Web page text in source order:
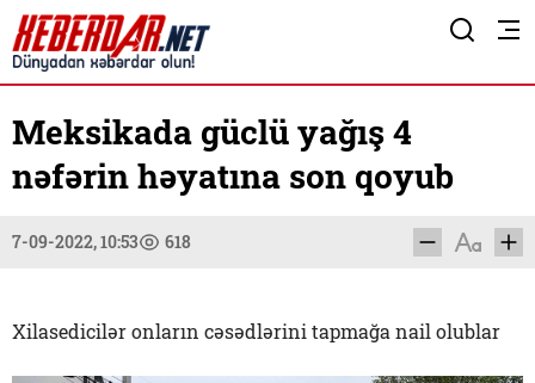
Meksikada güclü yağış 4
nəfərin həyatına son qoyub
7-09-2022, 10:53 618
Xilasedicilər onların cəsədlərini tapmağa nail olublar